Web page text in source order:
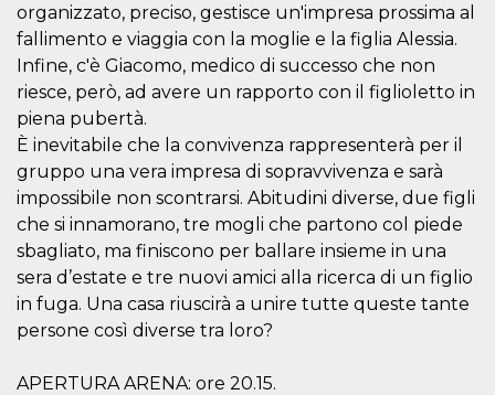
organizzato, preciso, gestisce un'impresa prossima al
fallimento e viaggia con la moglie e la figlia Alessia.
Infine, c'è Giacomo, medico di successo che non
riesce, però, ad avere un rapporto con il figlioletto in
piena pubertà.
È inevitabile che la convivenza rappresenterà per il
gruppo una vera impresa di sopravvivenza e sarà
impossibile non scontrarsi. Abitudini diverse, due figli
che si innamorano, tre mogli che partono col piede
sbagliato, ma finiscono per ballare insieme in una
sera d’estate e tre nuovi amici alla ricerca di un figlio
in fuga. Una casa riuscirà a unire tutte queste tante
persone così diverse tra loro?
APERTURA ARENA: ore 20.15.
example is
maintaining
a logged-in
status for a
between
CookieScriptConsent
CookieScript
4 weeks 2
This cookie
is used by
Cookie-
Script.com
service to
remember
visitor
cookie
consent
preferences.
It is
necessary